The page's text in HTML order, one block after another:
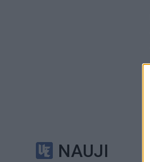
NAUJI